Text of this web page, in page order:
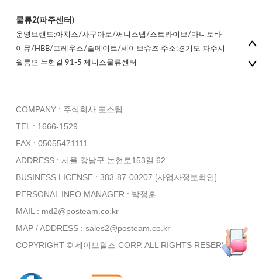
물류2(파주센터)
운영브랜드:아치스/사구아로/써니스텝/스트라이브/마니토바
이뮤/HBB/프레우스/솔메이트/세이브슈즈 주소:경기도 파주시
월롱면 누현길 91-5 제니스물류센터
COMPANY : 주식회사 포스팀
TEL : 1666-1529
FAX : 05055471111
ADDRESS : 서울 강남구 논현로153길 62
BUSINESS LICENSE : 383-87-00207 [사업자정보확인]
PERSONAL INFO MANAGER : 박정훈
MAIL : md2@posteam.co.kr
MAP / ADDRESS : sales2@posteam.co.kr
COPYRIGHT © 세이브힐즈 CORP. ALL RIGHTS RESERVED.